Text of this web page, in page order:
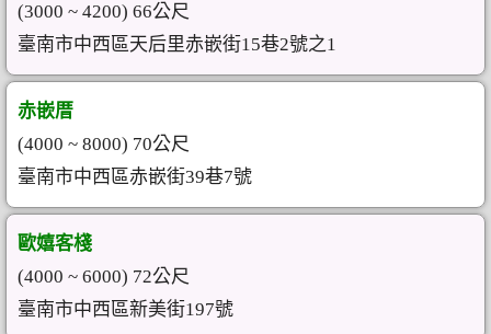
(3000 ~ 4200) 66公尺
臺南市中西區天后里赤嵌街15巷2號之1
赤嵌厝
(4000 ~ 8000) 70公尺
臺南市中西區赤嵌街39巷7號
歐嬉客棧
(4000 ~ 6000) 72公尺
臺南市中西區新美街197號